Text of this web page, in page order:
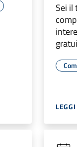
Sei